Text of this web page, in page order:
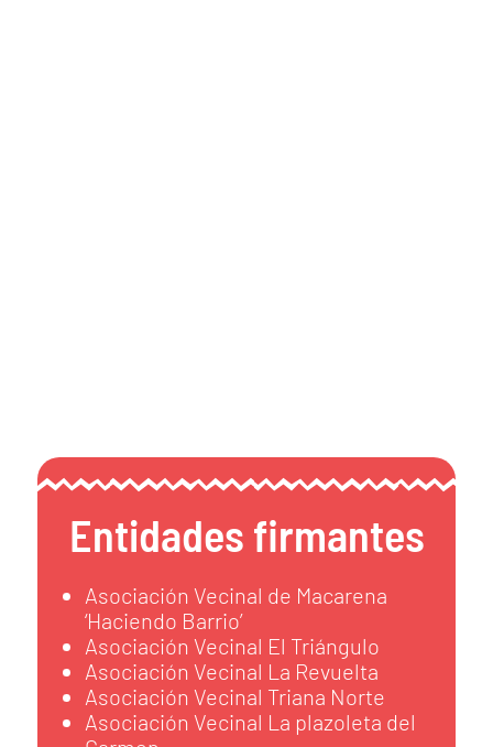
Entidades firmantes
Asociación Vecinal de Macarena
‘Haciendo Barrio’
Asociación Vecinal El Triángulo
Asociación Vecinal La Revuelta
Asociación Vecinal Triana Norte
Asociación Vecinal La plazoleta del